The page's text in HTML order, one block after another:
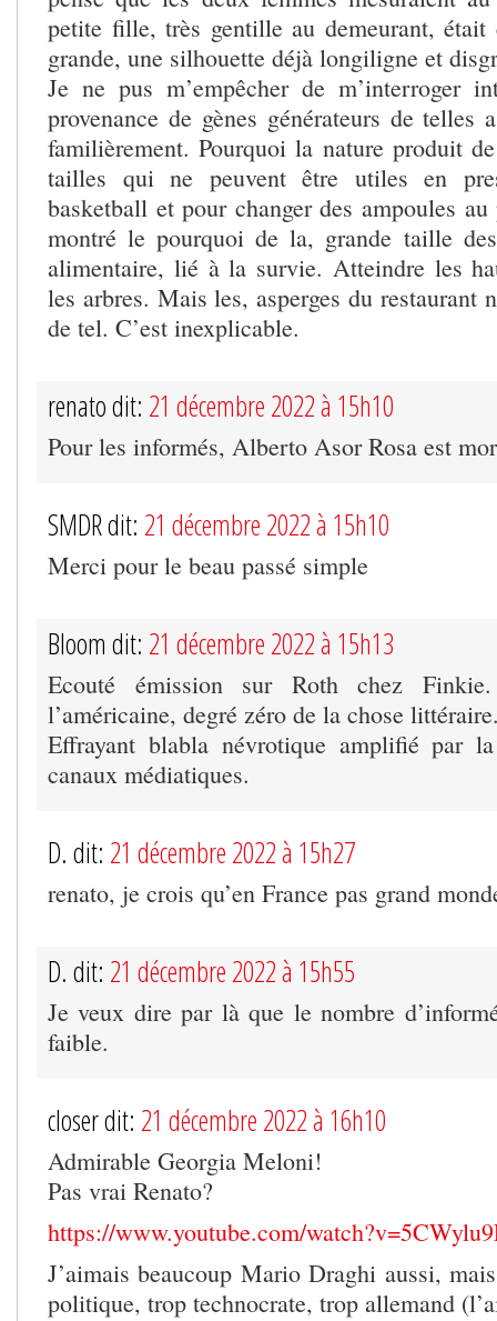
petite fille, très gentille au demeurant,
grande, une silhouette déjà longiligne et
Je ne pus m’empêcher de m’interroger
provenance de gènes générateurs de telles
familièrement. Pourquoi la nature produit
tailles qui ne peuvent être utiles en
basketball et pour changer des ampoules
montré le pourquoi de la, grande taille
alimentaire, lié à la survie. Atteindre les
les arbres. Mais les, asperges du restaurant
de tel. C’est inexplicable.
renato dit: 21 décembre 2022 à 15h10
Pour les informés, Alberto Asor Rosa est
SMDR dit: 21 décembre 2022 à 15h10
Merci pour le beau passé simple
Bloom dit: 21 décembre 2022 à 15h13
Ecouté émission sur Roth chez
l’américaine, degré zéro de la chose
Effrayant blabla névrotique amplifié par
canaux médiatiques.
D. dit: 21 décembre 2022 à 15h27
renato, je crois qu’en France pas grand
D. dit: 21 décembre 2022 à 15h55
Je veux dire par là que le nombre
faible.
closer dit: 21 décembre 2022 à 16h10
Admirable Georgia Meloni!
Pas vrai Renato?
https://www.youtube.com/
J’aimais beaucoup Mario Draghi aussi,
politique, trop technocrate, trop allemand